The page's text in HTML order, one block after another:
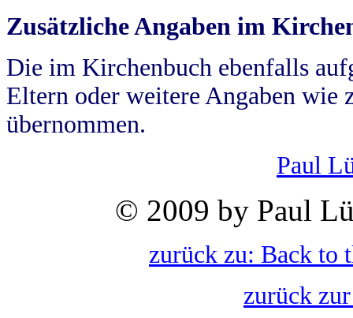
Zusätzliche Angaben im
Die im Kirchenbuch ebenfalls
Eltern oder weitere Angaben wie
übernommen.
Paul
© 2009 by Paul
zurück zu: Back to
zurück